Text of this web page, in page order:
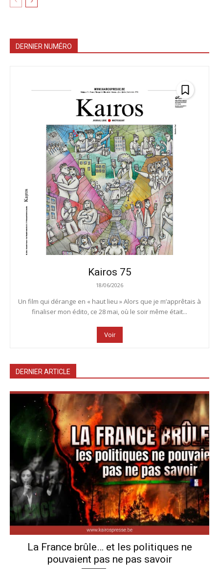
DERNIER NUMÉRO
Kairos 75
18/06/2026
Un film qui dérange en « haut lieu » Alors que je m’apprêtais à
finaliser mon édito, ce 28 mai, où le soir même était...
Voir
DERNIER ARTICLE
La France brûle… et les politiques ne
pouvaient pas ne pas savoir